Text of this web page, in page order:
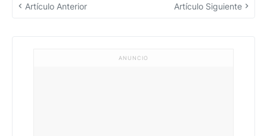
Artículo Anterior Artículo Siguiente
ANUNCIO